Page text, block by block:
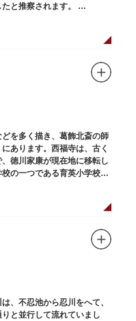
と推察されます。
す。絵馬堂は通常非公開と
拝観と絵馬展」が開催され
を多く描き、葛飾北斎の師
あります。西福寺は、古く
徳川家康が現在地に移転し
の一つである育英小学校の
、不忍池から忍川をへて、
と並行して流れていまし